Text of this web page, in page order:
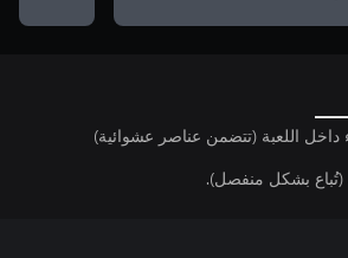
اللعبة (تتضمن عناصر عشوائية)
(تُباع بشكل منفصل).